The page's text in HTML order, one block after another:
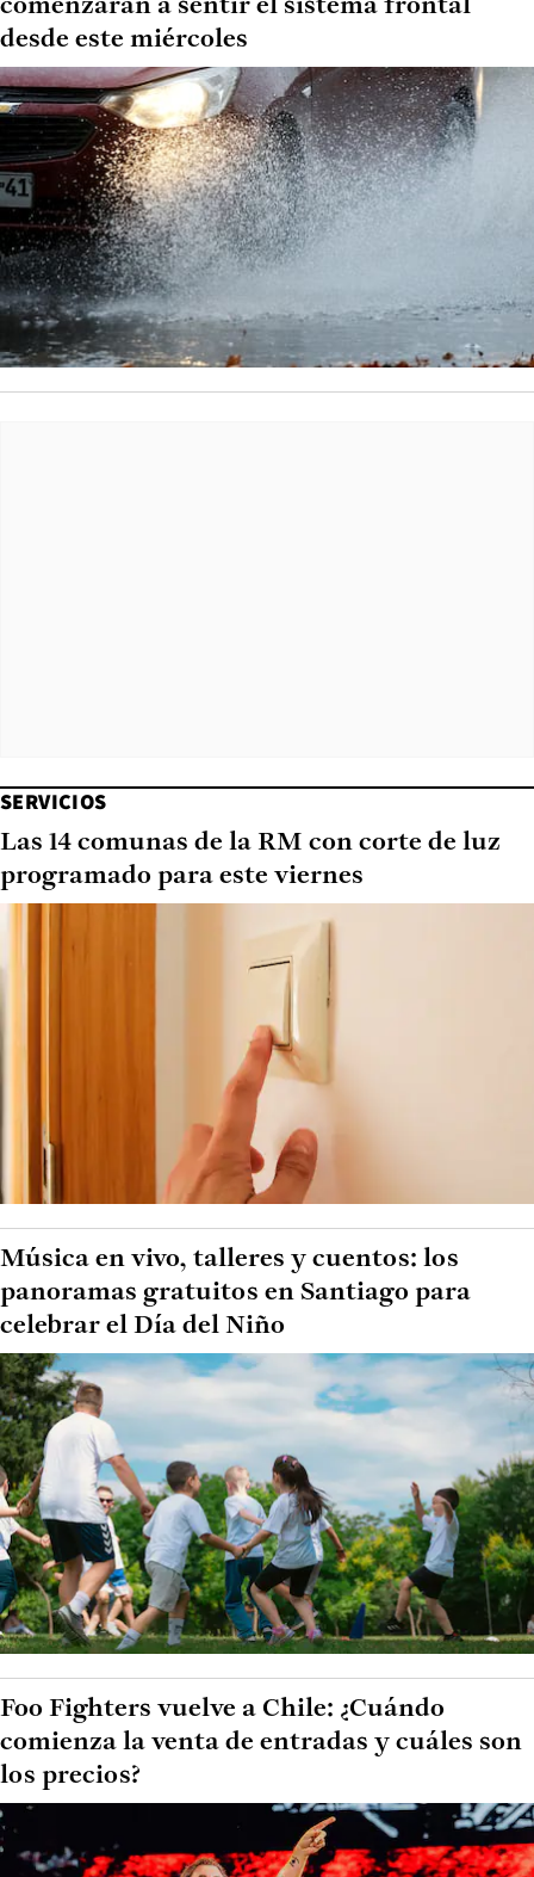
comenzarán a sentir el sistema frontal
desde este miércoles
SERVICIOS
Las 14 comunas de la RM con corte de luz
programado para este viernes
Música en vivo, talleres y cuentos: los
panoramas gratuitos en Santiago para
celebrar el Día del Niño
Foo Fighters vuelve a Chile: ¿Cuándo
comienza la venta de entradas y cuáles son
los precios?